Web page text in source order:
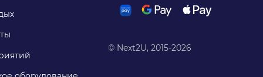
© Next2U, 2015-2026